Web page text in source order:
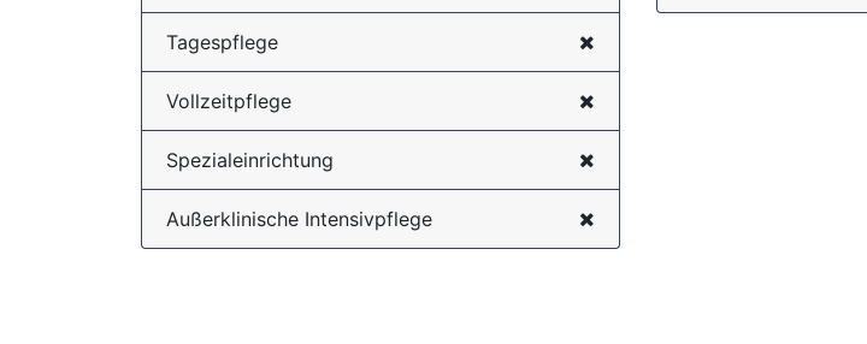
Tagespflege
Vollzeitpflege
Spezialeinrichtung
Außerklinische Intensivpflege